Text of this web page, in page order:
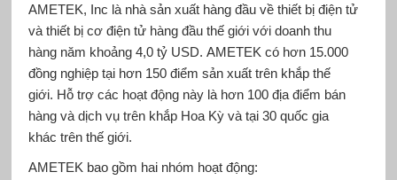
AMETEK, Inc là nhà sản xuất hàng đầu về thiết bị điện tử
và thiết bị cơ điện tử hàng đầu thế giới với doanh thu
hàng năm khoảng 4,0 tỷ USD. AMETEK có hơn 15.000
đồng nghiệp tại hơn 150 điểm sản xuất trên khắp thế
giới. Hỗ trợ các hoạt động này là hơn 100 địa điểm bán
hàng và dịch vụ trên khắp Hoa Kỳ và tại 30 quốc gia
khác trên thế giới.
AMETEK bao gồm hai nhóm hoạt động: